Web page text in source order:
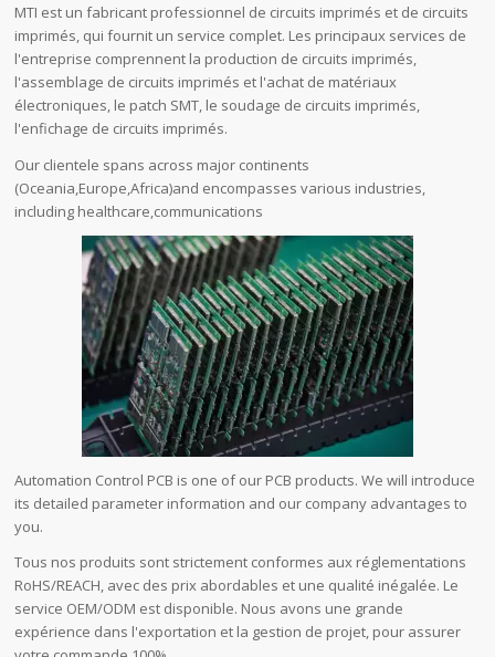
MTI est un fabricant professionnel de circuits imprimés et de circuits
imprimés, qui fournit un service complet. Les principaux services de
l'entreprise comprennent la production de circuits imprimés,
l'assemblage de circuits imprimés et l'achat de matériaux
électroniques, le patch SMT, le soudage de circuits imprimés,
l'enfichage de circuits imprimés.
Our clientele spans across major continents
(Oceania,Europe,Africa)and encompasses various industries,
including healthcare,communications
Automation Control PCB is one of our PCB products. We will introduce
its detailed parameter information and our company advantages to
you.
Tous nos produits sont strictement conformes aux réglementations
RoHS/REACH, avec des prix abordables et une qualité inégalée. Le
service OEM/ODM est disponible. Nous avons une grande
expérience dans l'exportation et la gestion de projet, pour assurer